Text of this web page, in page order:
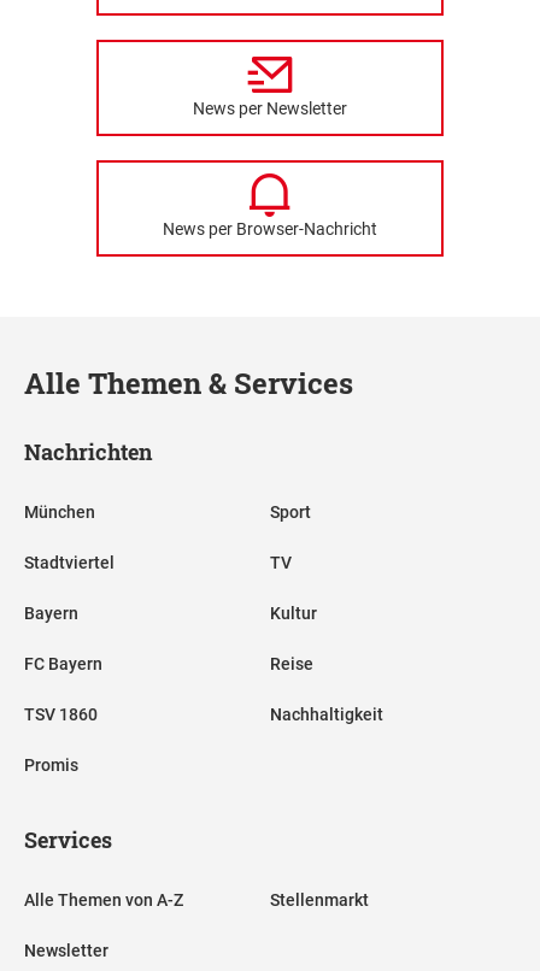
News per Newsletter
News per Browser-Nachricht
Alle Themen & Services
Nachrichten
München
Stadtviertel
Bayern
FC Bayern
TSV 1860
Promis
Sport
TV
Kultur
Reise
Nachhaltigkeit
Services
Alle Themen von A-Z
Newsletter
Stellenmarkt